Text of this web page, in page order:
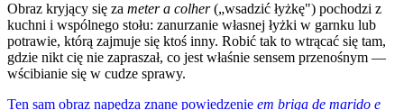
Obraz kryjący się za meter a colher(„wsadzić łyżkę") pochodzi z
kuchni i wspólnego stołu: zanurzanie własnej łyżki w garnku lub
potrawie, którą zajmuje się ktoś inny. Robić tak to wtrącać się tam,
gdzie nikt cię nie zapraszał, co jest właśnie sensem przenośnym —
wścibianie się w cudze sprawy.
Ten sam obraz napędza znane powiedzenie em briga de marido e